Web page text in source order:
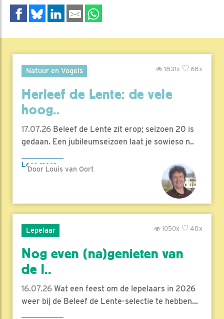
Natuur en Vogels 68x
1831x
Herleef de Lente: de vele
hoog..
17.07.26 Beleef de Lente zit erop; seizoen 20 is
gedaan. Een jubileumseizoen laat je sowieso n..
Lees meer
Door Louis van Oort
Lepelaar 48x
1050x
Nog even (na)genieten van
de l..
16.07.26 Wat een feest om de lepelaars in 2026
weer bij de Beleef de Lente-selectie te hebben...